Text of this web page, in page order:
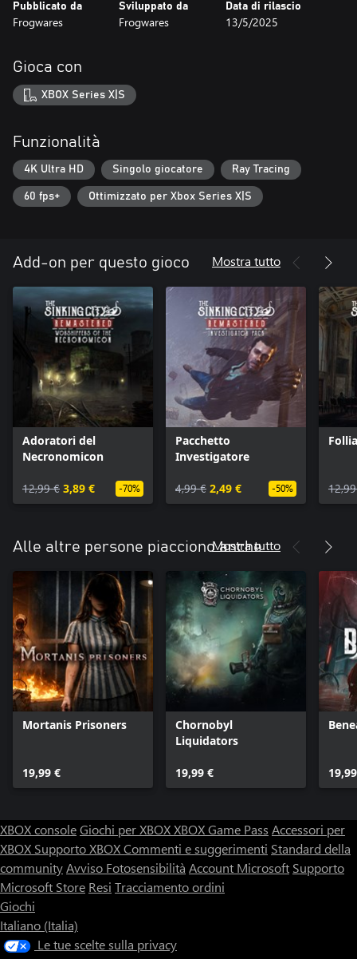
Lovecraft.
- Un esteso mondo aperto esplorabile a piedi, in barca o in uno
- Alto tasso di rigiocabilità grazie a un sistema di investigazione
aperto: ogni caso può essere risolto in modi diversi, con finali
differenti in base alle tue scelte.
- Un arsenale di armi degli anni '20 per affrontare creature da
- Preserva la tua salute mentale per scoprire la verità che si cela
Pubblicato da
Frogwares
Sviluppato da
Frogwares
Data di rilascio
13/5/2025
Gioca con
XBOX Series X|S
Funzionalità
4K Ultra HD Singolo giocatore Ray Tracing
60 fps+ Ottimizzato per Xbox Series X|S
Add-on per questo gioco Mostra tutto
Adoratori del
Necronomicon
12,99 € 3,89 € -70%
Pacchetto
Investigatore
4,99 € 2,49 € -50%
Alle altre persone piacciono anche
Mostra tutto
Mortanis Prisoners
19,99 €
Chornobyl
Liquidators
19,99 €
XBOX consoleGiochi per XBOXXBOX Game Pass Accessori per
XBOX Supporto XBOXCommenti e suggerimenti Standard della
communityAvviso Fotosensibilità Account Microsoft Supporto
Microsoft Store Resi Tracciamento ordini
Giochi
Italiano (Italia)
Le tue scelte sulla privacy